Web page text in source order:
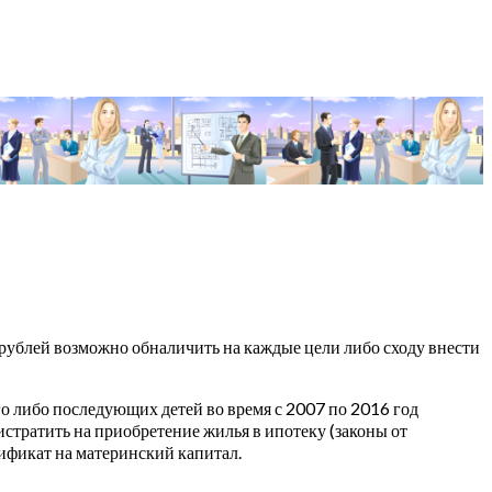
возможно обналичить на каждые цели либо сходу внести
либо последующих детей во время с 2007 по 2016 год
на приобретение жилья в ипотеку (законы от
на материнский капитал.